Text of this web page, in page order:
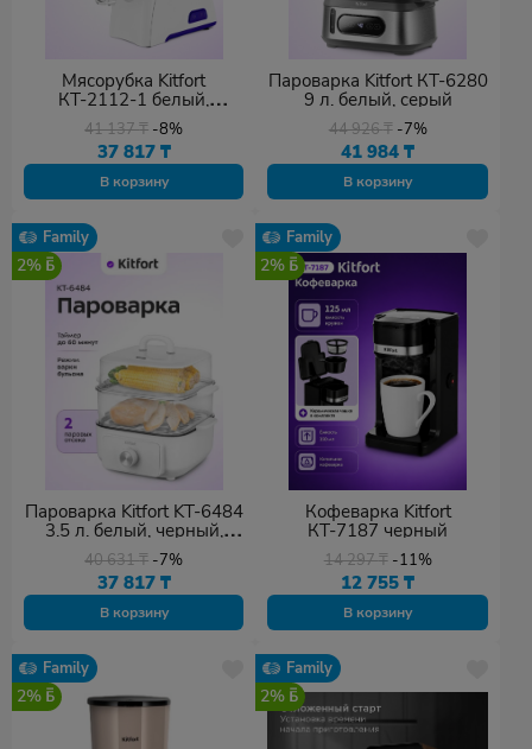
Мясорубка Kitfort
КТ-2112-1 белый,
фиолетовый
41 137₸ -8%
37 817 ₸
В корзину
Пароварка Kitfort КТ-6280
9 л. белый, серый
44 926₸ -7%
41 984₸
В корзину
Family
2%
Пароварка Kitfort KT-6484
3.5 л. белый, черный,
прозрачный
40 631₸ -7%
37 817 ₸
В корзину
Family
2%
Кофеварка Kitfort
КТ-7187 черный
14 297₸ -11%
12 755₸
В корзину
Family
2%
Family
2%